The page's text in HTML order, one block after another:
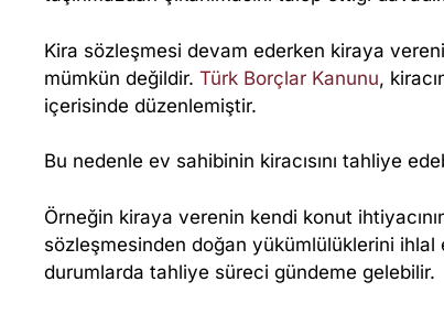
Ü
R
E
R
?
Kira sözleşmesi devam ederken kiraya
mümkün değildir. Türk Borçlar Kanunu,
içerisinde düzenlemiştir.
Bu nedenle ev sahibinin kiracısını tahliye
Örneğin kiraya verenin kendi konut
sözleşmesinden doğan yükümlülüklerini
durumlarda tahliye süreci gündeme gelebilir.